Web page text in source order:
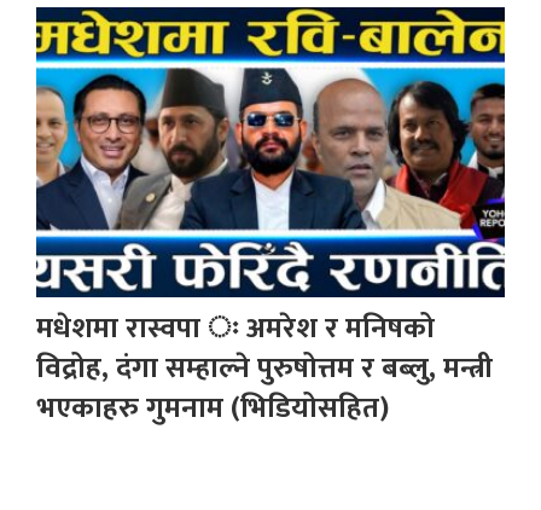
मधेशमा रास्वपा ः अमरेश र मनिषको
विद्रोह, दंगा सम्हाल्ने पुरुषोत्तम र बब्लु, मन्त्री
भएकाहरु गुमनाम (भिडियोसहित)